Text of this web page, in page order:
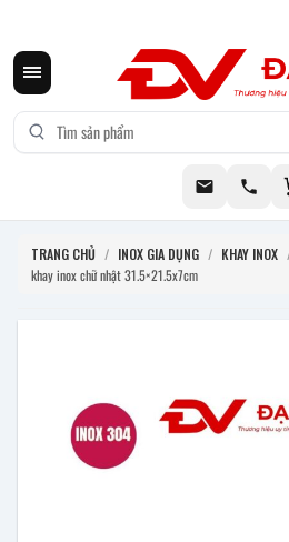
TRANG CHỦ / INOX GIA DỤNG / KHAY INOX
khay inox chữ nhật 31.5×21.5x7cm